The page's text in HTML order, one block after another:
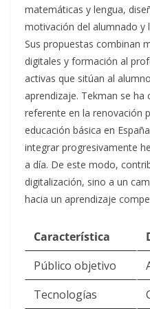
matemáticas y lengua,
motivación del alumnado y
Sus propuestas combinan
digitales y formación al
activas que sitúan al
aprendizaje. Tekman se
referente en la renovación
educación básica en
integrar progresivamente
a día. De este modo,
digitalización, sino a un
hacia un aprendizaje
Característica
Público objetivo
Tecnologías